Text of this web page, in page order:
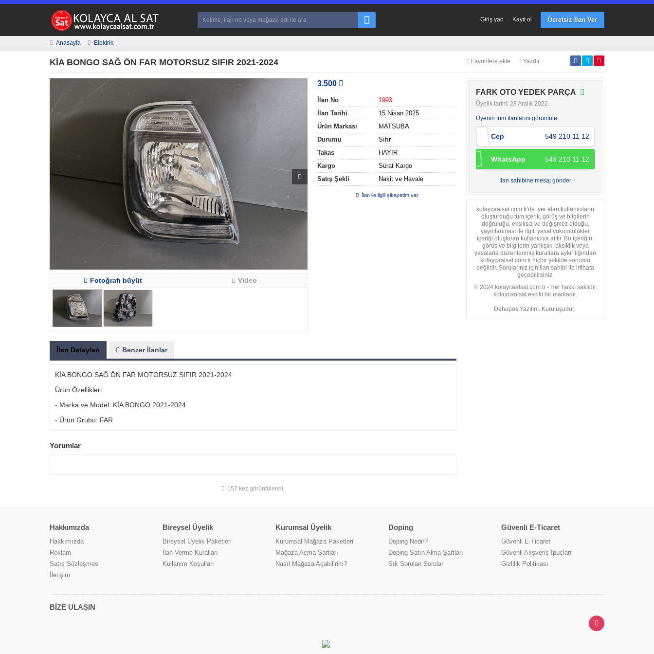
Giriş yap Kayıt ol Ücretsiz İlan Ver
Anasayfa Elektrik
KİA BONGO SAĞ ÖN FAR MOTORSUZ SIFIR 2021-2024 Favorilere ekle Yazdır
Fotoğrafı büyüt Video
3.500
İlan No
1993
İlan Tarihi
15 Nisan 2025
Ürün Markası
MATSUBA
Durumu
Sıfır
Takas
HAYIR
Kargo
Sürat Kargo
Satış Şekli
Nakit ve Havale
İlan ile ilgili şikayetim var
İlan Detayları Benzer İlanlar
KİA BONGO SAĞ ÖN FAR MOTORSUZ SIFIR 2021-2024
Ürün Özellikleri:
- Marka ve Model: KİA BONGO 2021-2024
- Ürün Grubu: FAR
Yorumlar
157 kez görüntülendi.
FARK OTO YEDEK PARÇA
Üyelik tarihi: 28 Aralık 2022
Üyenin tüm ilanlarını görüntüle
Cep 549 210 11 12
WhatsApp 549 210 11 12
İlan sahibine mesaj gönder
kolaycaalsat.com.tr'de yer alan kullanıcıların
oluşturduğu tüm içerik, görüş ve bilgilerin
doğruluğu, eksiksiz ve değişmez olduğu,
yayınlanması ile ilgili yasal yükümlülükler
içeriği oluşturan kullanıcıya aittir. Bu içeriğin,
görüş ve bilgilerin yanlışlık, eksiklik veya
yasalarla düzenlenmiş kurallara aykırılığından
kolaycaalsat.com.tr hiçbir şekilde sorumlu
değildir. Sorularınız için ilan sahibi ile irtibata
geçebilirsiniz.
© 2024 kolaycaalsat.com.tr - Her hakkı saklıdır.
kolaycaalsat escilli bir markadır.
Dehapos Yazılım. Kuruluşudur.
Hakkımızda
Hakkımızda
Reklam
Satış Sözleşmesi
İletişim
Bireysel Üyelik
Bireysel Üyelik Paketleri
İlan Verme Kuralları
Kullanım Koşulları
Kurumsal Üyelik
Kurumsal Mağaza Paketleri
Mağaza Açma Şartları
Nasıl Mağaza Açabilirim?
Doping
Doping Nedir?
Doping Satın Alma Şartları
Sık Sorulan Sorular
Güvenli E-Ticaret
Güvenli E-Ticaret
Güvenli Alışveriş İpuçları
Gizlilik Politikası
BİZE ULAŞIN